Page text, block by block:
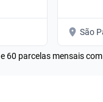
São
parcelas mensais